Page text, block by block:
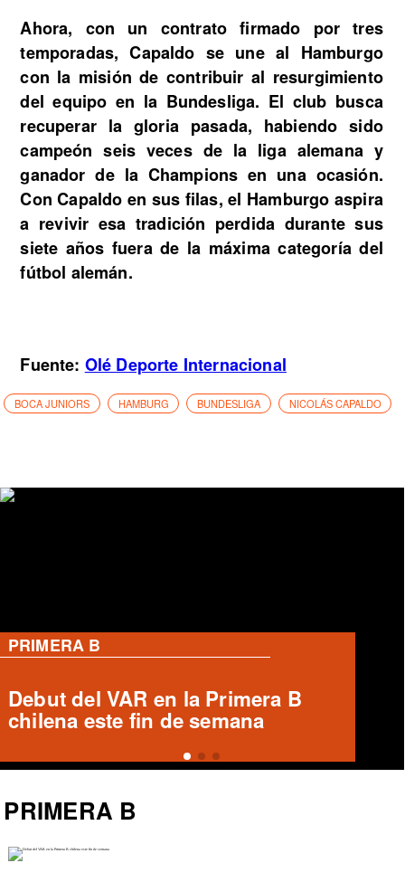
Ahora, con un contrato firmado por tres
temporadas, Capaldo se une al Hamburgo
con la misión de contribuir al resurgimiento
del equipo en la Bundesliga. El club busca
recuperar la gloria pasada, habiendo sido
campeón seis veces de la liga alemana y
ganador de la Champions en una ocasión.
Con Capaldo en sus filas, el Hamburgo aspira
a revivir esa tradición perdida durante sus
siete años fuera de la máxima categoría del
fútbol alemán.
Fuente: Olé Deporte Internacional
BOCA JUNIORS HAMBURG BUNDESLIGA NICOLÁS CAPALDO
PRIMERA B
Ronald Fuentes habla sobre caso
Enzo Riquelme y Ángelo Araos
PRIMERA B